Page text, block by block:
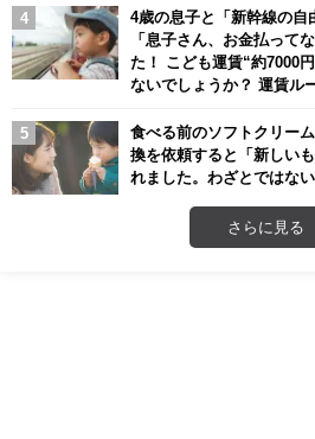
4歳の息子と「新幹線の自
「息子さん、お金払って
た！ こども運賃“約7000
ないでしょうか？ 運賃ル
食べる前のソフトクリー
換を依頼すると「新しい
れました。わざとではな
さらに見る